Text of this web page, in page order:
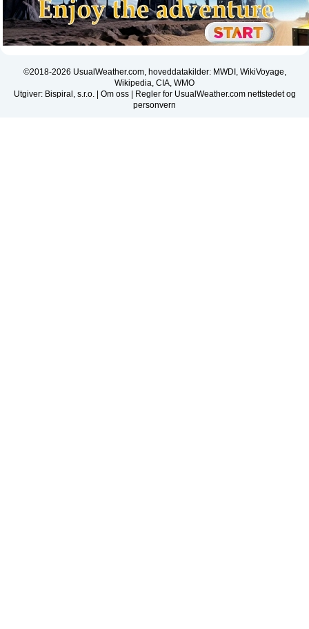
©2018-2026 UsualWeather.com, hoveddatakilder: MWDI, WikiVoyage,
Wikipedia, CIA, WMO
Utgiver: Bispiral, s.r.o. | Om oss| Regler for UsualWeather.com nettstedet og
personvern